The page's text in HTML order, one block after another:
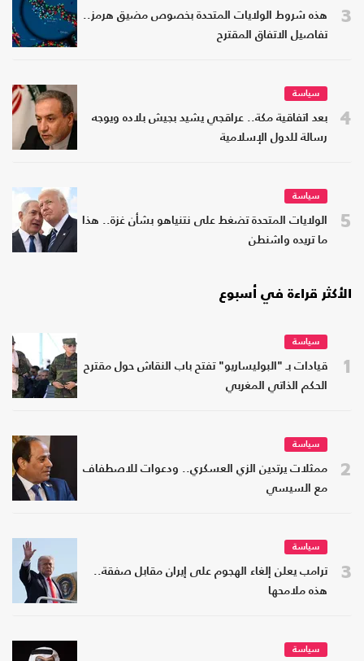
3
هذه شروط الولايات المتحدة بخصوص مضيق هرمز..
تفاصيل الاتفاق المقترح
4
سياسة
بعد اتفاقية مكة.. عراقجي يشيد بجيش بلاده ويوجه
رسالة للدول الإسلامية
5
سياسة
الولايات المتحدة تضغط على نتنياهو بشأن غزة.. هذا
ما تريده واشنطن
الأكثر قراءة في أسبوع
1
سياسة
قيادات بـ "البوليساريو" تفتح باب النقاش حول مقترح
الحكم الذاتي المغربي
2
سياسة
ممثلات يرتدين الزي العسكري.. ودعوات للاصطفاف
مع السيسي
3
سياسة
ترامب يعلن إلغاء الهجوم على إيران مقابل صفقة..
هذه ملامحها
سياسة